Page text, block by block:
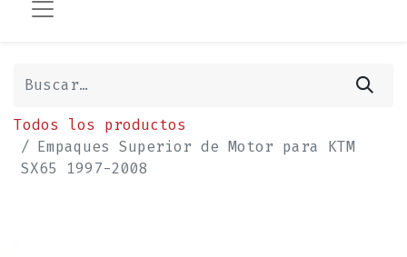
Todos los productos
Empaques Superior de Motor para KTM
SX65 1997-2008